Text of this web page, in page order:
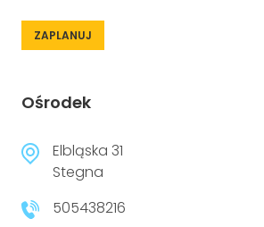
ZAPLANUJ
Ośrodek
Elbląska 31
Stegna
505438216